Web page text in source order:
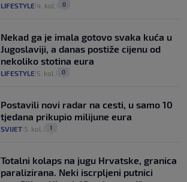
LIFESTYLE 4. kol. 0
Nekad ga je imala gotovo svaka kuća u
Jugoslaviji, a danas postiže cijenu od
nekoliko stotina eura
LIFESTYLE 5. kol. 0
Postavili novi radar na cesti, u samo 10
tjedana prikupio milijune eura
SVIJET 5. kol. 1
Totalni kolaps na jugu Hrvatske, granica
paralizirana. Neki iscrpljeni putnici